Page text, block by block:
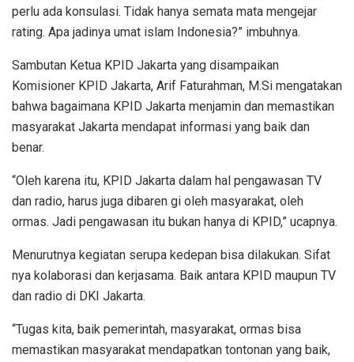
perlu ada konsulasi. Tidak hanya semata mata mengejar
rating. Apa jadinya umat islam Indonesia?” imbuhnya.
Sambutan Ketua KPID Jakarta yang disampaikan
Komisioner KPID Jakarta, Arif Faturahman, M.Si mengatakan
bahwa bagaimana KPID Jakarta menjamin dan memastikan
masyarakat Jakarta mendapat informasi yang baik dan
benar.
“Oleh karena itu, KPID Jakarta dalam hal pengawasan TV
dan radio, harus juga dibaren gi oleh masyarakat, oleh
ormas. Jadi pengawasan itu bukan hanya di KPID,” ucapnya.
Menurutnya kegiatan serupa kedepan bisa dilakukan. Sifat
nya kolaborasi dan kerjasama. Baik antara KPID maupun TV
dan radio di DKI Jakarta.
“Tugas kita, baik pemerintah, masyarakat, ormas bisa
memastikan masyarakat mendapatkan tontonan yang baik,